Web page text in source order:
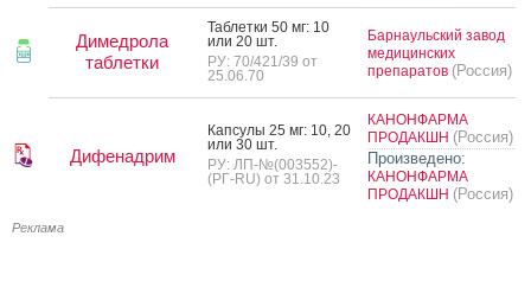
Димедрола
таблетки
Таб­летки 50 мг: 10
или 20 шт.
РУ: 70/421/39 от
25.06.70
Барнаульский завод
медицинских
препаратов (Россия)
Дифенадрим
Кап­су­лы 25 мг: 10, 20
или 30 шт.
РУ: ЛП-№(003552)-
(РГ-RU) от 31.10.23
КАНОНФАРМА
ПРОДАКШН (Россия)
Произведено:
КАНОНФАРМА
ПРОДАКШН (Россия)
Реклама